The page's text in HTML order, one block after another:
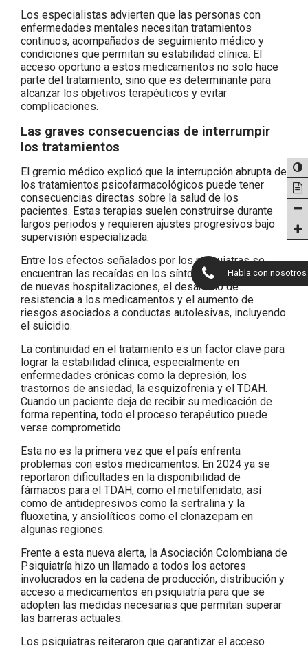
Los especialistas advierten que las personas con
enfermedades mentales necesitan tratamientos
continuos, acompañados de seguimiento médico y
condiciones que permitan su estabilidad clínica. El
acceso oportuno a estos medicamentos no solo hace
parte del tratamiento, sino que es determinante para
alcanzar los objetivos terapéuticos y evitar
complicaciones.
Las graves consecuencias de interrumpir
los tratamientos
El gremio médico explicó que la interrupción abrupta de
los tratamientos psicofarmacológicos puede tener
consecuencias directas sobre la salud de los
pacientes. Estas terapias suelen construirse durante
largos periodos y requieren ajustes progresivos bajo
supervisión especializada.
Entre los efectos señalados por los psiquiatras se
encuentran las recaídas en los síntomas, la necesidad
de nuevas hospitalizaciones, el desarrollo de
resistencia a los medicamentos y el aumento de
riesgos asociados a conductas autolesivas, incluyendo
el suicidio.
La continuidad en el tratamiento es un factor clave para
lograr la estabilidad clínica, especialmente en
enfermedades crónicas como la depresión, los
trastornos de ansiedad, la esquizofrenia y el TDAH.
Cuando un paciente deja de recibir su medicación de
forma repentina, todo el proceso terapéutico puede
verse comprometido.
Esta no es la primera vez que el país enfrenta
problemas con estos medicamentos. En 2024 ya se
reportaron dificultades en la disponibilidad de
fármacos para el TDAH, como el metilfenidato, así
como de antidepresivos como la sertralina y la
fluoxetina, y ansiolíticos como el clonazepam en
algunas regiones.
Frente a esta nueva alerta, la Asociación Colombiana de
Psiquiatría hizo un llamado a todos los actores
involucrados en la cadena de producción, distribución y
acceso a medicamentos en psiquiatría para que se
adopten las medidas necesarias que permitan superar
las barreras actuales.
Los psiquiatras reiteraron que garantizar el acceso
Habla con nosotros